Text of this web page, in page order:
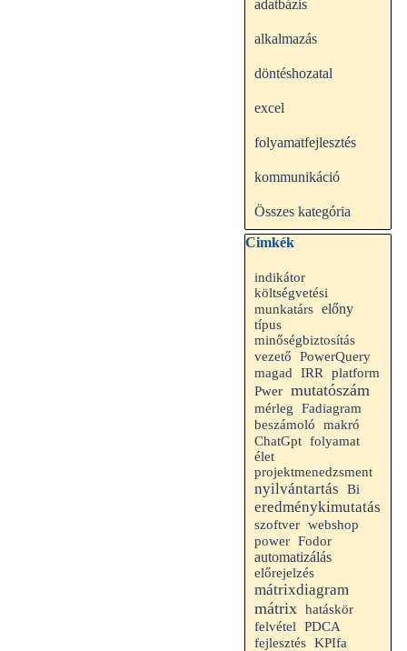
adatbázis
alkalmazás
döntéshozatal
excel
folyamatfejlesztés
kommunikáció
Összes kategória
Kihagy blokk Cimkék
Cimkék
indikátor
költségvetési
munkatárs előny
típus
minőségbiztosítás
vezető
PowerQuery
magad
IRR
platform
Pwer mutatószám
mérleg Fadiagram
beszámoló makró
ChatGpt folyamat
élet
projektmenedzsment
nyilvántartás Bi
eredménykimutatás
szoftver webshop
power Fodor
automatizálás
előrejelzés
mátrixdiagram
mátrix hatáskör
felvétel
PDCA
fejlesztés KPIfa